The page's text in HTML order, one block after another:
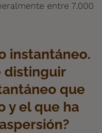
entre 7.000
instantáneo.
distinguir
que
y el que ha